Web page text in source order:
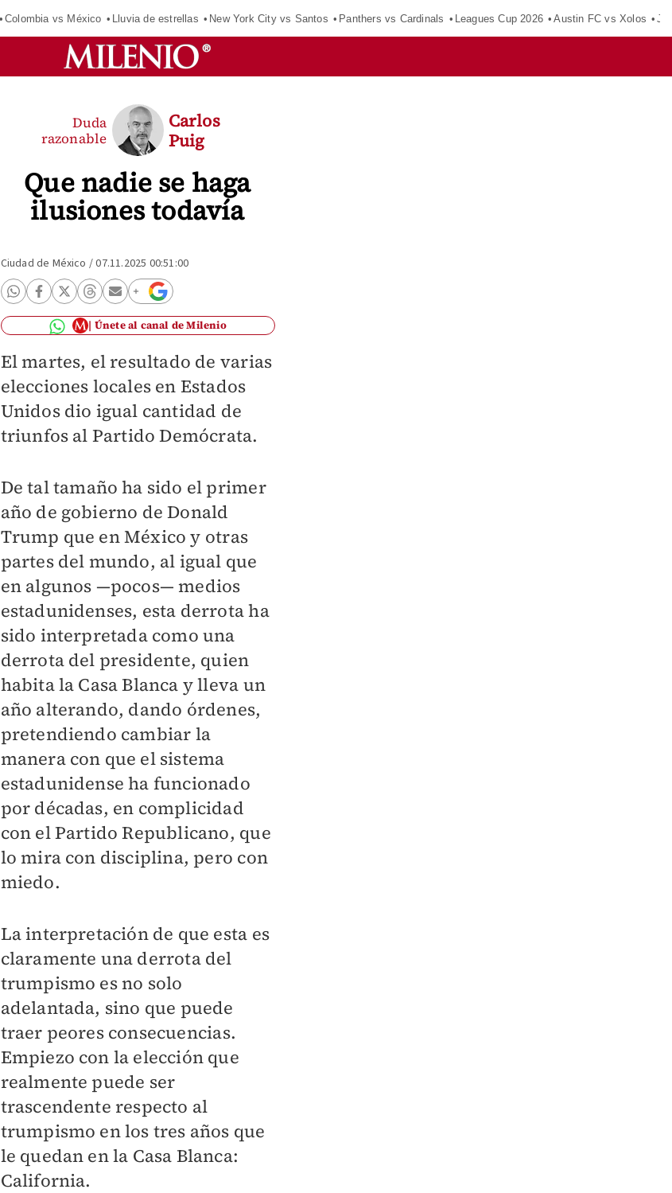
Colombia vs México Lluvia de estrellas New York City vs Santos Panthers vs Cardinals Leagues Cup 2026 Austin FC vs Xolos
Que nadie se haga
ilusiones todavía
Duda
razonable
Carlos
Puig
Ciudad de México /07.11.2025 00:51:00
Únete al canal de Milenio
El martes, el resultado de varias
elecciones locales en Estados
Unidos dio igual cantidad de
triunfos al Partido Demócrata.
De tal tamaño ha sido el primer
año de gobierno de Donald
Trump que en México y otras
partes del mundo, al igual que
en algunos —pocos— medios
estadunidenses, esta derrota ha
sido interpretada como una
derrota del presidente, quien
habita la Casa Blanca y lleva un
año alterando, dando órdenes,
pretendiendo cambiar la
manera con que el sistema
estadunidense ha funcionado
por décadas, en complicidad
con el Partido Republicano, que
lo mira con disciplina, pero con
miedo.
La interpretación de que esta es
claramente una derrota del
trumpismo es no solo
adelantada, sino que puede
traer peores consecuencias.
Empiezo con la elección que
realmente puede ser
trascendente respecto al
trumpismo en los tres años que
le quedan en la Casa Blanca:
California.